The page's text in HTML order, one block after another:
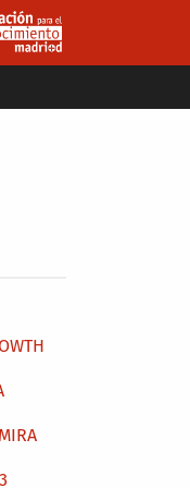
MIRA